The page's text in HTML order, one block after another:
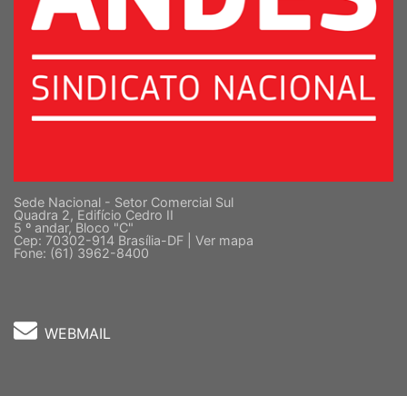
Sede Nacional - Setor Comercial Sul
Quadra 2, Edifício Cedro II
5 º andar, Bloco "C"
Cep: 70302-914 Brasília-DF | Ver mapa
Fone: (61) 3962-8400
WEBMAIL